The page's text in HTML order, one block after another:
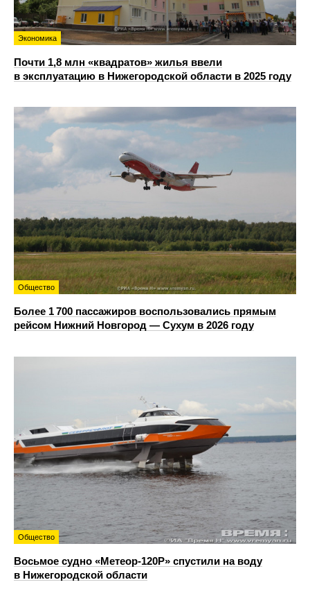
Экономика
Почти 1,8 млн «квадратов» жилья ввели
в эксплуатацию в Нижегородской области в 2025 году
Общество
Более 1 700 пассажиров воспользовались прямым
рейсом Нижний Новгород — Сухум в 2026 году
Общество
Восьмое судно «Метеор-120Р» спустили на воду
в Нижегородской области